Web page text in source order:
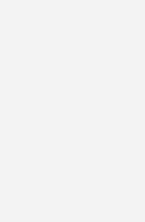
Starck f
Duravit und Philippe Starck ist in
Starck f Plus und